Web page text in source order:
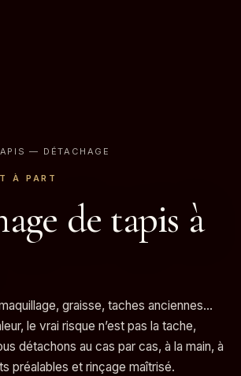
— DÉTACHAGE
À PART
de tapis à
graisse, taches anciennes…
le vrai risque n’est pas la tache,
détachons au cas par cas, à la main, à
préalables et rinçage maîtrisé.